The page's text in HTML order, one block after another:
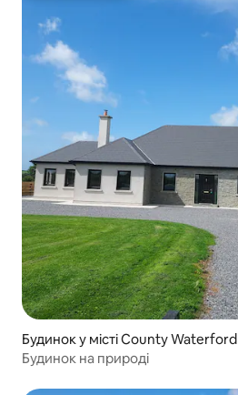
Будинок у місті County Waterford
Будинок на природі